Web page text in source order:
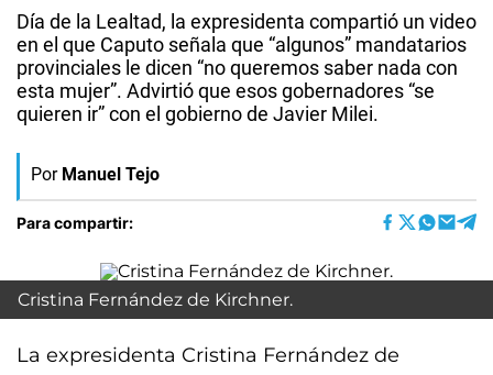
Día de la Lealtad, la expresidenta compartió un video
en el que Caputo señala que “algunos” mandatarios
provinciales le dicen “no queremos saber nada con
esta mujer”. Advirtió que esos gobernadores “se
quieren ir” con el gobierno de Javier Milei.
Por Manuel Tejo
Para compartir:
Cristina Fernández de Kirchner.
La expresidenta Cristina Fernández de